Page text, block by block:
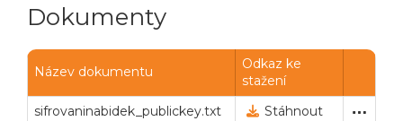
Dokumenty
Název dokumentu
Odkaz ke
stažení
sifrovaninabidek_publickey.txt
Veřejný klíč pro šifrování
16. 4. 2024 17:50
Stáhnout